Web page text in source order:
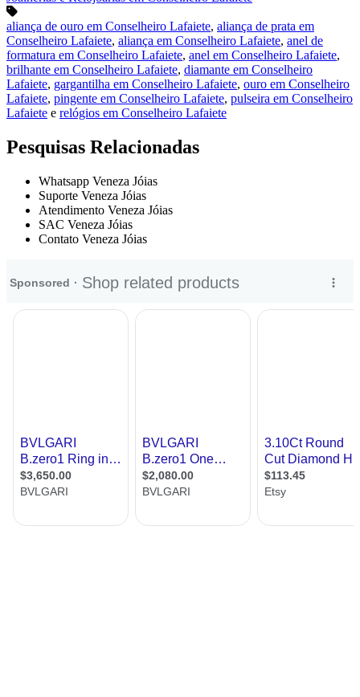
aliança de ouro em Conselheiro Lafaiete, aliança de prata em
Conselheiro Lafaiete, aliança em Conselheiro Lafaiete, anel de
formatura em Conselheiro Lafaiete, anel em Conselheiro Lafaiete,
brilhante em Conselheiro Lafaiete, diamante em Conselheiro
Lafaiete, gargantilha em Conselheiro Lafaiete, ouro em Conselheiro
Lafaiete, pingente em Conselheiro Lafaiete, pulseira em Conselheiro
Lafaiete e relógios em Conselheiro Lafaiete
Pesquisas Relacionadas
Whatsapp Veneza Jóias
Suporte Veneza Jóias
Atendimento Veneza Jóias
SAC Veneza Jóias
Contato Veneza Jóias